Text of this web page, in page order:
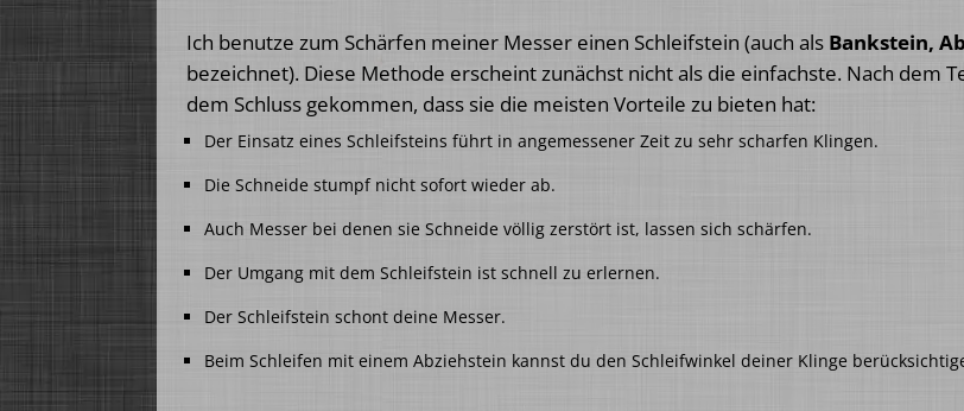
Ich benutze zum Schärfen meiner Messer einen Schleifstein (auch als Bankstein,
bezeichnet). Diese Methode erscheint zunächst nicht als die einfachste. Nach dem
dem Schluss gekommen, dass sie die meisten Vorteile zu bieten hat:
Der Einsatz eines Schleifsteins führt in angemessener Zeit zu sehr scharfen Klingen.
Die Schneide stumpf nicht sofort wieder ab.
Auch Messer bei denen sie Schneide völlig zerstört ist, lassen sich schärfen.
Der Umgang mit dem Schleifstein ist schnell zu erlernen.
Der Schleifstein schont deine Messer.
Beim Schleifen mit einem Abziehstein kannst du den Schleifwinkel deiner Klinge